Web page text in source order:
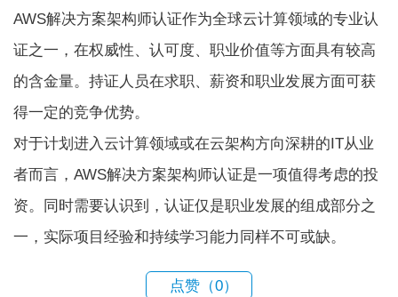
AWS解决方案架构师认证作为全球云计算领域的专业认
证之一，在权威性、认可度、职业价值等方面具有较高
的含金量。持证人员在求职、薪资和职业发展方面可获
得一定的竞争优势。
对于计划进入云计算领域或在云架构方向深耕的IT从业
者而言，AWS解决方案架构师认证是一项值得考虑的投
资。同时需要认识到，认证仅是职业发展的组成部分之
一，实际项目经验和持续学习能力同样不可或缺。
点赞（0）